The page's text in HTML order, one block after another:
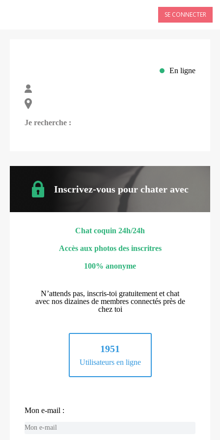
SE CONNECTER
En ligne
Je recherche :
Inscrivez-vous pour chater avec
Chat coquin 24h/24h
Accès aux photos des inscritres
100% anonyme
N’attends pas, inscris-toi gratuitement et chat
avec nos dizaines de membres connectés près de
chez toi
1951
Utilisateurs en ligne
Mon e-mail :